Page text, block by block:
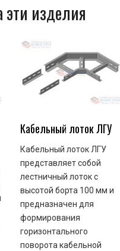
эти изделия
Кабельный лоток ЛГУ
Кабельный лоток ЛГУ
представляет собой
лестничный лоток с
высотой борта 100 мм и
предназначен для
формирования
горизонтального
поворота кабельной